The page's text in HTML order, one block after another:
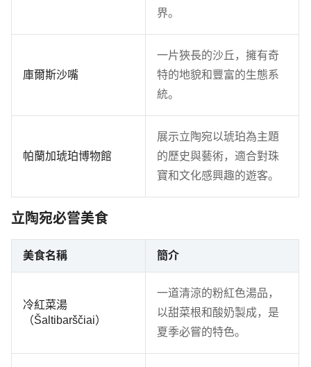
界。
庫爾斯沙嘴
一片狹長的沙丘，擁有奇
特的地貌和豐富的生態系
統。
帕蘭加琥珀博物館
展示立陶宛以琥珀為主題
的歷史與藝術，適合對珠
寶和文化感興趣的遊客。
立陶宛必嘗美食
美食名稱 簡介
冷紅菜湯
（Šaltibarščiai）
一道清涼的粉紅色湯品，
以甜菜根和酸奶製成，是
夏季必嘗的特色。